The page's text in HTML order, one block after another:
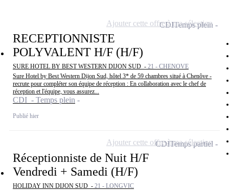
RECEPTIONNISTE
POLYVALENT H/F (H/F)
SURE HOTEL BY BEST WESTERN DIJON SUD - 21 - CHENOVE
Sure Hotel by Best Western Dijon Sud, hôtel 3* de 59 chambres situé à Chenôve -
recrute pour compléter son équipe de réception : En collaboration avec le chef de
réception et l'équipe, vous assurez...
CDI - Temps plein
Publié hier
CDITemps plein
Ajouter cette offre à ma sélection
Réceptionniste de Nuit H/F
Vendredi + Samedi (H/F)
HOLIDAY INN DIJON SUD - 21 - LONGVIC
CDITemps partiel
Ajouter cette offre à ma sélection